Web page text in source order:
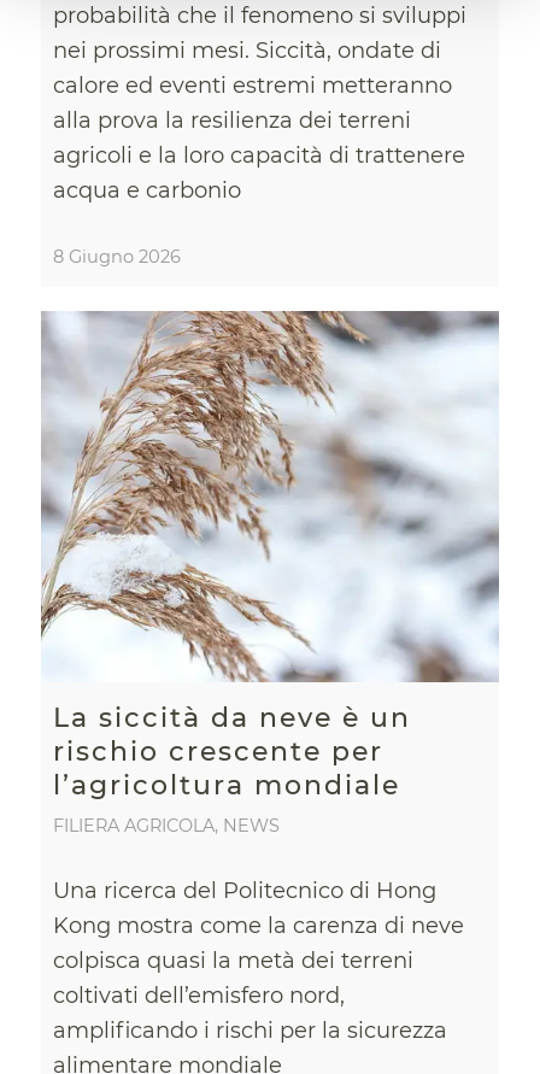
probabilità che il fenomeno si sviluppi
nei prossimi mesi. Siccità, ondate di
calore ed eventi estremi metteranno
alla prova la resilienza dei terreni
agricoli e la loro capacità di trattenere
acqua e carbonio
8 Giugno 2026
La siccità da neve è un
rischio crescente per
l’agricoltura mondiale
FILIERA AGRICOLA, NEWS
Una ricerca del Politecnico di Hong
Kong mostra come la carenza di neve
colpisca quasi la metà dei terreni
coltivati dell’emisfero nord,
amplificando i rischi per la sicurezza
alimentare mondiale